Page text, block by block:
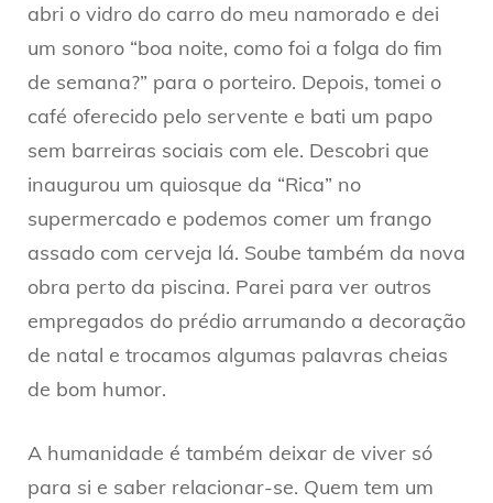
abri o vidro do carro do meu namorado e dei
um sonoro “boa noite, como foi a folga do fim
de semana?” para o porteiro. Depois, tomei o
café oferecido pelo servente e bati um papo
sem barreiras sociais com ele. Descobri que
inaugurou um quiosque da “Rica” no
supermercado e podemos comer um frango
assado com cerveja lá. Soube também da nova
obra perto da piscina. Parei para ver outros
empregados do prédio arrumando a decoração
de natal e trocamos algumas palavras cheias
de bom humor.
A humanidade é também deixar de viver só
para si e saber relacionar-se. Quem tem um